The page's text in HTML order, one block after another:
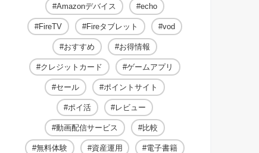
Amazonデバイス echo
FireTV Fireタブレット vod
おすすめ お得情報
クレジットカード ゲームアプリ
セール ポイントサイト
ポイ活 レビュー
動画配信サービス 比較
無料体験 資産運用 電子書籍